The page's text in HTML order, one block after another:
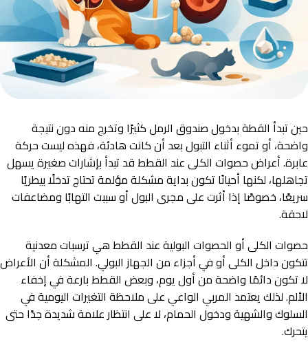
حين تبدأ القطة بدخول صندوق الرمل كثيرًا وتخرج منه دون نتيجة
واضحة، أو تموء أثناء التبول بعد أن كانت هادئة، فهذه ليست حركة
عابرة. أعراض حصوات الكلى عند القطط قد تبدأ بإشارات صغيرة يسهل
تجاهلها، لكنها أحيانًا تكون بداية مشكلة مؤلمة تحتاج تدخلًا بيطريًا
سريعًا، خصوصًا إذا أثرت على مجرى البول أو سببت التهابًا ومضاعفات
لاحقة.
حصوات الكلى أو الحصوات البولية عند القطط هي ترسبات معدنية
تتكون داخل الكلى أو في أجزاء من الجهاز البولي. المشكلة أن الأعراض
لا تكون دائمًا واضحة من أول يوم، وبعض القطط بارعة في إخفاء
الألم. لذلك يعتمد المربي الواعي على ملاحظة التغيرات اليومية في
السلوك والشهية ودخول الحمام، لا على انتظار علامة شديدة جدًا حتى
يتحرك.